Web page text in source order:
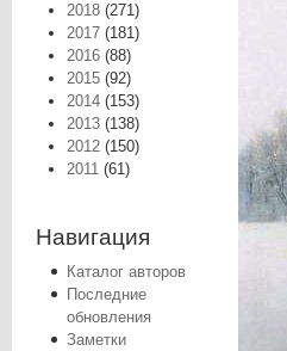
2018 (271)
2017 (181)
2016 (88)
2015 (92)
2014 (153)
2013 (138)
2012 (150)
2011 (61)
Навигация
Каталог авторов
Последние
обновления
Заметки